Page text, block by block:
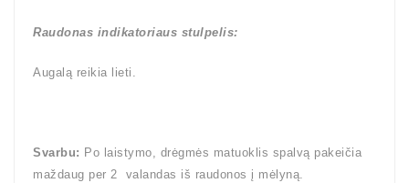
Raudonas indikatoriaus stulpelis:
Augalą reikia lieti.
Svarbu: Po laistymo, drėgmės matuoklis spalvą pakeičia
maždaug per 2 valandas iš raudonos į mėlyną.